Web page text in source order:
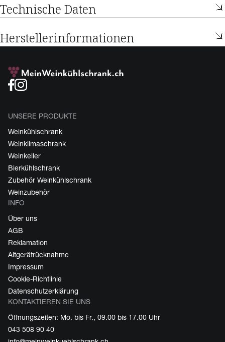
Technische Daten
Herstellerinformationen
UNSERE PRODUKTE
Weinkühlschrank
Weinklimaschrank
Weinkeller
Bierkühlschrank
Zubehör Weinkühlschrank
Weinzubehör
INFO
Über uns
AGB
Reklamation
Altgerätrücknahme
Impressum
Cookie-Richtlinie
Datenschutzerklärung
KONTAKTIEREN SIE UNS
Öffnungszeiten: Mo. bis Fr., 09.00 bis 17.00 Uhr
043 508 90 40